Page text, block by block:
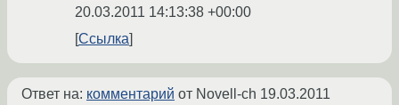
20.03.2011 14:13:38 +00:00
Ссылка
Ответ на: комментарий от Novell-ch 19.03.2011